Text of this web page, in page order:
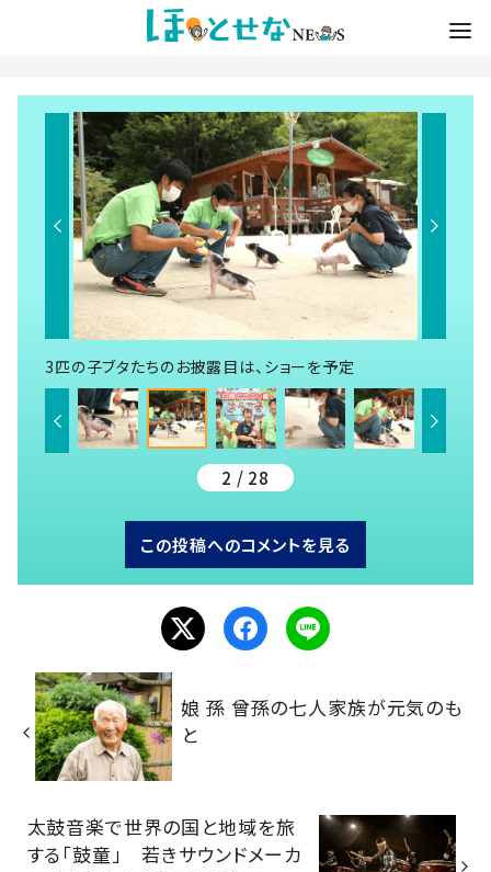
3匹の子ブタたちのお披露目は、ショーを予定
2 / 28
この投稿へのコメントを見る
娘 孫 曾孫の七人家族が元気のも
と
太鼓音楽で世界の国と地域を旅
する「鼓童」 若きサウンドメーカ